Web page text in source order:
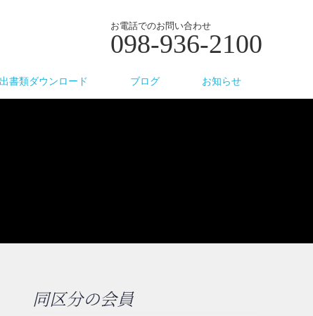
お電話でのお問い合わせ
098-936-2100
書類ダウンロード ブログ お知らせ
同区分の会員